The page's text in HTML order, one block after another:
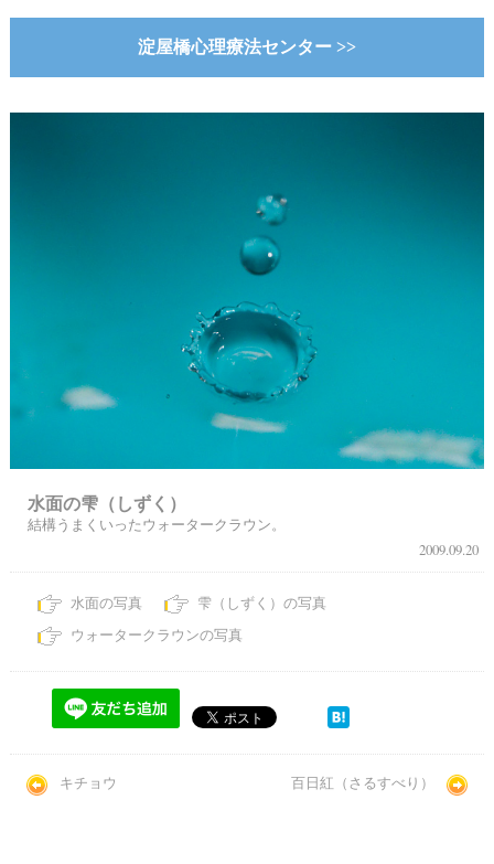
淀屋橋心理療法センター >>
水面の雫（しずく）
結構うまくいったウォータークラウン。
2009.09.20
水面の写真 雫（しずく）の写真
ウォータークラウンの写真
キチョウ 百日紅（さるすべり）